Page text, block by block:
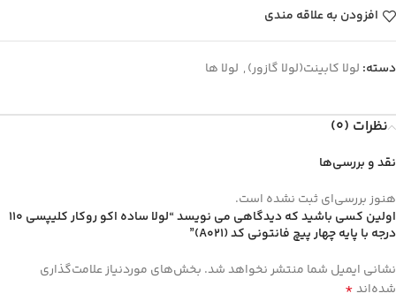
افزودن به علاقه مندی
دسته: لولا کابینت(لولا گازور), لولا ها
نظرات (0)
نقد و بررسی‌ها
هنوز بررسی‌ای ثبت نشده است.
اولین کسی باشید که دیدگاهی می نویسد “لولا ساده اکو روکار کلیپسی 110
درجه با پایه چهار پیچ فانتونی کد (A021)”
نشانی ایمیل شما منتشر نخواهد شد. بخش‌های موردنیاز علامت‌گذاری
شده‌اند*